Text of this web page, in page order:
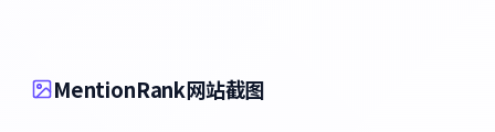
MentionRank网站截图